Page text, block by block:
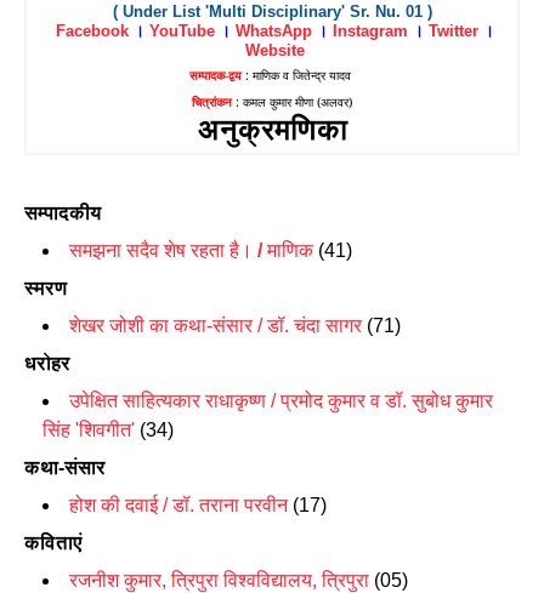
( Under List 'Multi Disciplinary' Sr. Nu. 01 )
Facebook । YouTube । WhatsApp । Instagram । Twitter ।
Website
सम्पादक-द्वय : माणिक व जितेन्द्र यादव
चित्रांकन: कमल कुमार मीणा (अलवर)
अनुक्रमणिका
सम्पादकीय
समझना सदैव शेष रहता है। /माणिक(41)
स्मरण
शेखर जोशी का कथा-संसार / डॉ. चंदा सागर (71)
धरोहर
उपेक्षित साहित्यकार राधाकृष्ण / प्रमोद कुमार व डॉ. सुबोध कुमार
सिंह 'शिवगीत' (34)
कथा-संसार
होश की दवाई / डॉ. तराना परवीन(17)
कविताएं
रजनीश कुमार,त्रिपुरा विश्वविद्यालय, त्रिपुरा (05)